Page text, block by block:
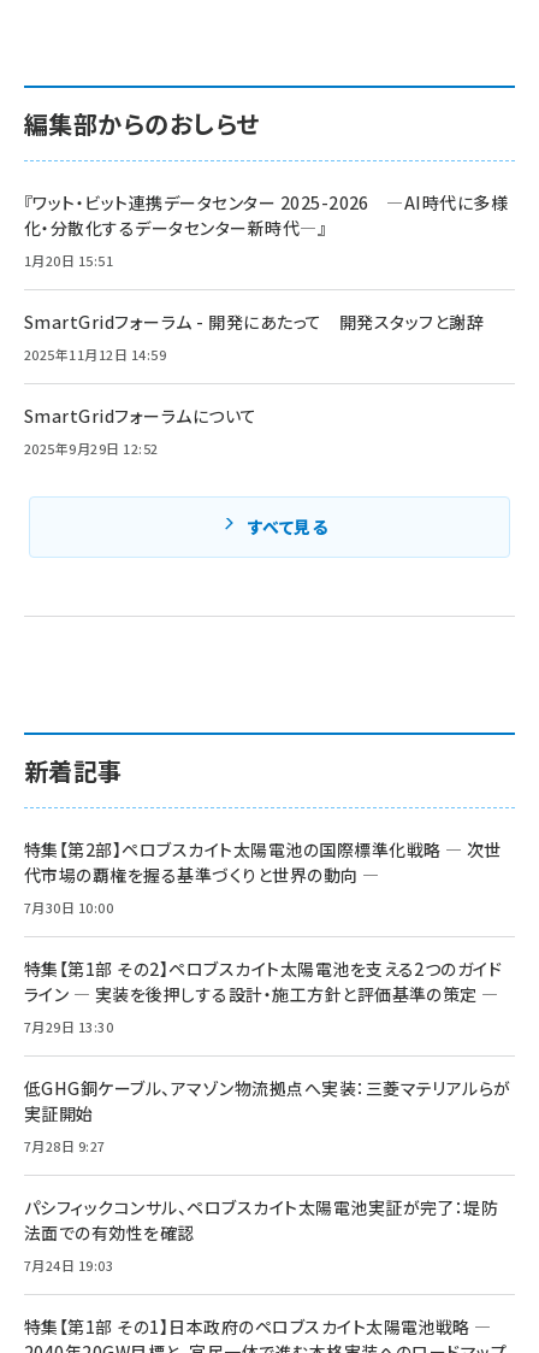
新着記事
特集【第2部】ペロブスカイト太陽電池の国際標準化戦略 ― 次世
代市場の覇権を握る基準づくりと世界の動向 ―
7月30日 10:00
特集【第1部 その2】ペロブスカイト太陽電池を支える2つのガイド
ライン ― 実装を後押しする設計・施工方針と評価基準の策定 ―
7月29日 13:30
低GHG銅ケーブル、アマゾン物流拠点へ実装：三菱マテリアルらが
実証開始
7月28日 9:27
パシフィックコンサル、ペロブスカイト太陽電池実証が完了：堤防
法面での有効性を確認
7月24日 19:03
特集【第1部 その1】日本政府のペロブスカイト太陽電池戦略 ―
編集部からのおしらせ
『ワット・ビット連携データセンター 2025-2026 ―AI時代に多様
化・分散化するデータセンター新時代―』
1月20日 15:51
SmartGridフォーラム - 開発にあたって 開発スタッフと謝辞
2025年11月12日 14:59
SmartGridフォーラムについて
2025年9月29日 12:52
すべて見る